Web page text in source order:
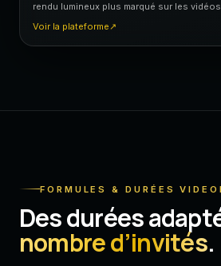
rendu lumineux plus marqué sur les
Voir la plateforme↗
FORMULES & DURÉES
Des durées
nombre d’invités.